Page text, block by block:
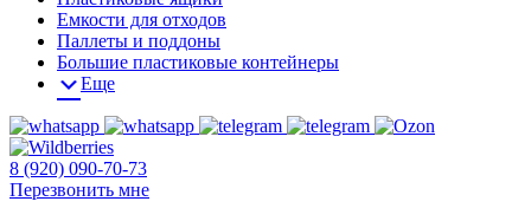
Емкости для отходов
Паллеты и поддоны
Большие пластиковые контейнеры
Еще
8 (920) 090-70-73
Перезвонить мне